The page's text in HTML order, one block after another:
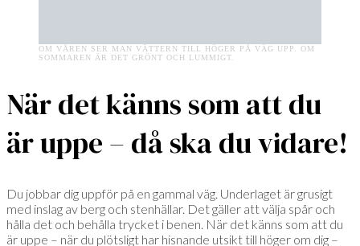
OM VÅREN SER MAN VÄTTERN TILL HÖGER PÅ VÄG UPP. OM
SOMMAREN ÄR DET GRÖNT OCH LUMMIGT.
När det känns som att du
är uppe – då ska du vidare!
Du jobbar dig uppför på en gammal väg. Underlaget är grusigt
med inslag av berg och stenhällar. Det gäller att välja spår och
hålla det och behålla trycket i benen. När det känns som att du
är uppe – när du plötsligt har hisnande utsikt till höger om dig –